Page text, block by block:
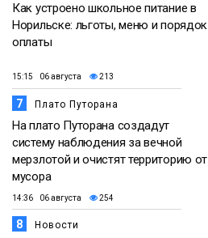
Как устроено школьное питание в
Норильске: льготы, меню и порядок
оплаты
15:15 06 августа 213
7 Плато Путорана
На плато Путорана создадут
систему наблюдения за вечной
мерзлотой и очистят территорию от
мусора
14:36 06 августа 254
8 Новости